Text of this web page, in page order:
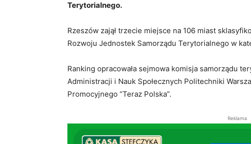
Terytorialnego.
Rzeszów zajął trzecie miejsce na 106 miast
Rozwoju Jednostek Samorządu Terytorialnego w
Ranking opracowała sejmowa komisja samorządu
Administracji i Nauk Społecznych Politechniki
Promocyjnego “Teraz Polska”.
Reklama